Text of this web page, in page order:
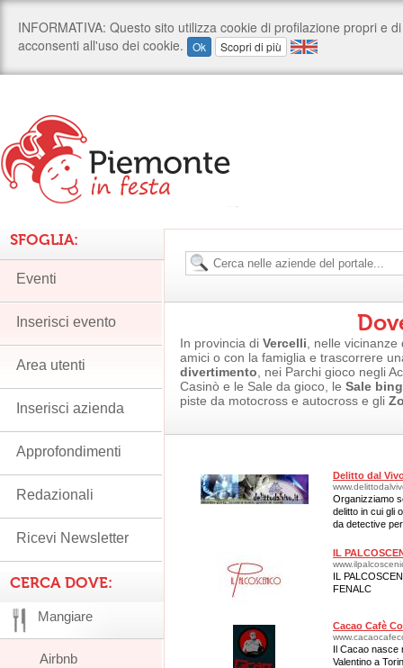
In provincia di Vercelli , nelle
amici o con la famiglia e trascorrere
divertimento , nei Parchi gioco negli
Casinò e le Sale da gioco, le Sale
piste da motocross e autocross e gli
Delitto dal
Organizziamo
delitto in cui gli
da detective
IL
IL
FENALC
Cacao Cafè
Il Cacao nasce
Valentino a
SFOGLIA:
Eventi
Inserisci evento
Area utenti
Inserisci azienda
Approfondimenti
Redazionali
Ricevi Newsletter
CERCA DOVE:
Mangiare
Airbnb